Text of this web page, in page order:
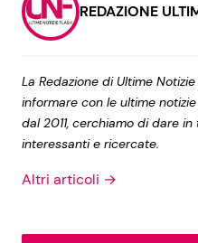
REDAZIONE
La Redazione di Ultime
informare con le ultime
dal 2011, cerchiamo di dare
interessanti e ricercate.
Altri articoli →